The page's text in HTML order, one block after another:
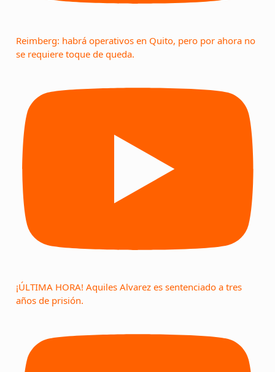
Reimberg: habrá operativos en Quito, pero por ahora no
se requiere toque de queda.
¡ÚLTIMA HORA! Aquiles Alvarez es sentenciado a tres
años de prisión.